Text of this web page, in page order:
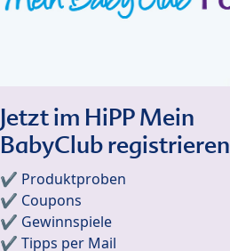
Jetzt im HiPP Mein
BabyClub registrieren
✔️ Produktproben
✔️ Coupons
✔️ Gewinnspiele
✔️ Tipps per Mail